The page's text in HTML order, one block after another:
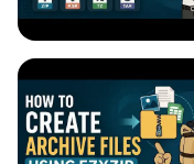
用格式相比，它們更易
#PEAtoZIP #檔案轉
TWITTER: https://